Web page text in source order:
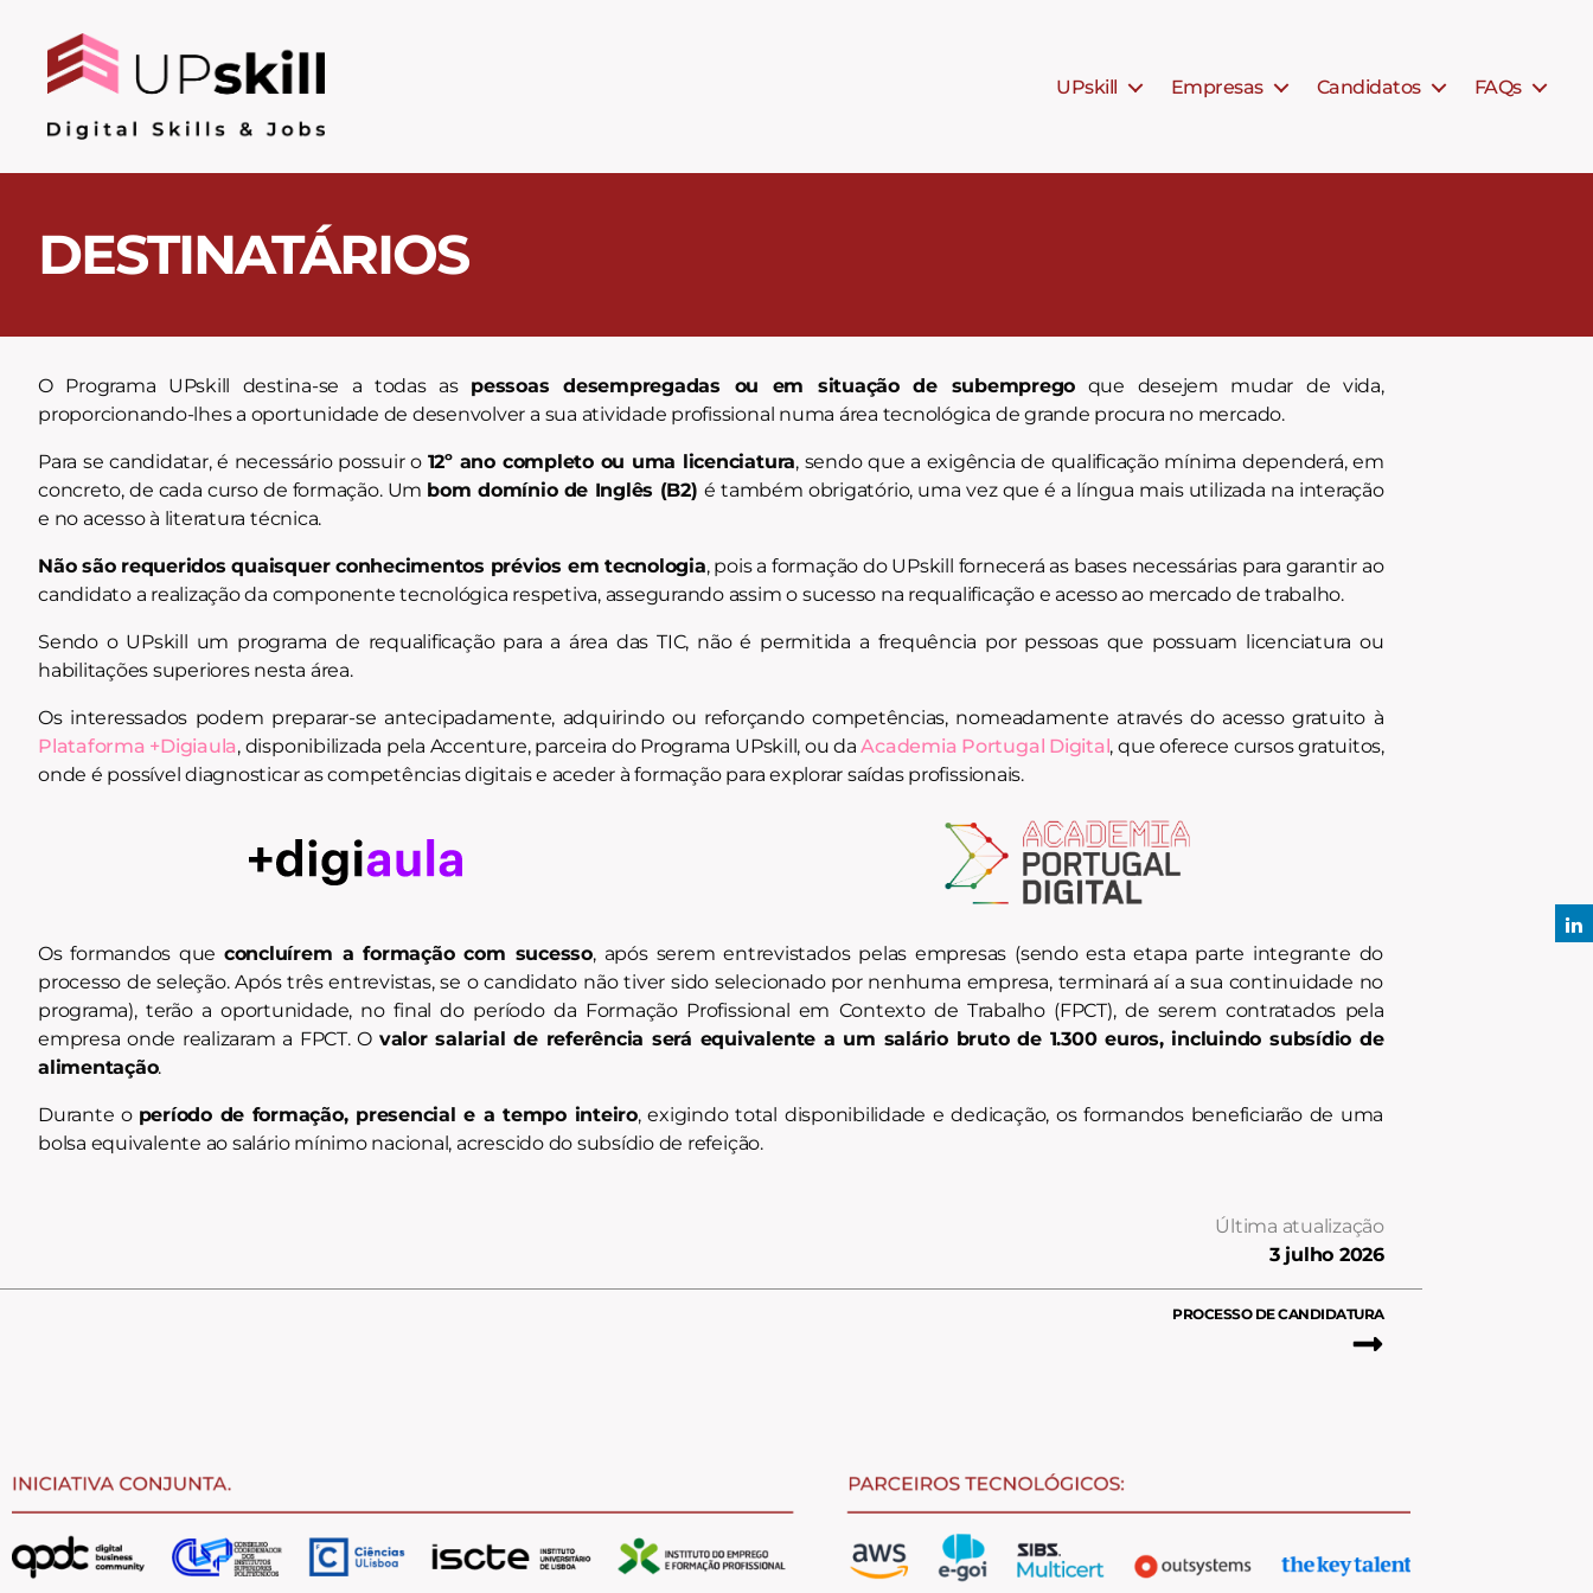
UPskill Empresas Candidatos FAQs
DESTINATÁRIOS
O Programa UPskill destina-se a todas as pessoas desempregadas ou em situação de subemprego que desejem mudar de vida,
proporcionando-lhes a oportunidade de desenvolver a sua atividade profissional numa área tecnológica de grande procura no mercado.
Para se candidatar, é necessário possuir o 12º ano completo ou uma licenciatura, sendo que a exigência de qualificação mínima dependerá, em
concreto, de cada curso de formação. Um bom domínio de Inglês (B2) é também obrigatório, uma vez que é a língua mais utilizada na interação
e no acesso à literatura técnica.
Não são requeridos quaisquer conhecimentos prévios em tecnologia, pois a formação do UPskill fornecerá as bases necessárias para garantir ao
candidato a realização da componente tecnológica respetiva, assegurando assim o sucesso na requalificação e acesso ao mercado de trabalho.
Sendo o UPskill um programa de requalificação para a área das TIC, não é permitida a frequência por pessoas que possuam licenciatura ou
habilitações superiores nesta área.
Os interessados podem preparar-se antecipadamente, adquirindo ou reforçando competências, nomeadamente através do acesso gratuito à
Plataforma +Digiaula, disponibilizada pela Accenture, parceira do Programa UPskill, ou daAcademia Portugal Digital, que oferece cursos gratuitos,
onde é possível diagnosticar as competências digitais e aceder à formação para explorar saídas profissionais.
Os formandos que concluírem a formação com sucesso, após serem entrevistados pelas empresas (sendo esta etapa parte integrante do
processo de seleção. Após três entrevistas, se o candidato não tiver sido selecionado por nenhuma empresa, terminará aí a sua continuidade no
programa), terão a oportunidade, no final do período da Formação Profissional em Contexto de Trabalho (FPCT), de serem contratados pela
empresa onde realizaram a FPCT. O valor salarial de referência será equivalente a um salário bruto de 1.300 euros, incluindo subsídio de
alimentação.
Durante o período de formação, presencial e a tempo inteiro, exigindo total disponibilidade e dedicação, os formandos beneficiarão de uma
bolsa equivalente ao salário mínimo nacional, acrescido do subsídio de refeição.
Última atualização
3 julho 2026
PROCESSO DE CANDIDATURA